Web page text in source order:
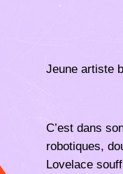
Jeune artiste
C’est dans
robotiques,
Lovelace